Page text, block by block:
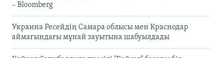
– Bloomberg
Украина Ресейдің Самара облысы мен Краснодар
аймағындағы мұнай зауытына шабуылдады